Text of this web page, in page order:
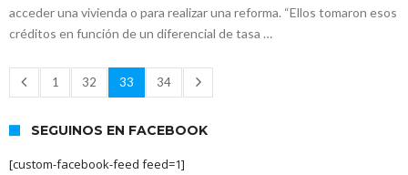
acceder una vivienda o para realizar una reforma. “Ellos tomaron esos
créditos en función de un diferencial de tasa …
1 32 33 34
SEGUINOS EN FACEBOOK
[custom-facebook-feed feed=1]